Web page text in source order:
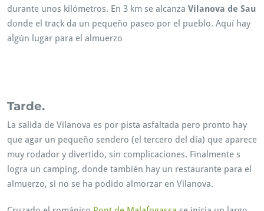
durante unos kilómetros. En 3 km se alcanza Vilanova de Sau
donde el track da un pequeño paseo por el pueblo. Aquí hay
algún lugar para el almuerzo
Tarde.
La salida de Vilanova es por pista asfaltada pero pronto hay
que agar un pequeño sendero (el tercero del día) que aparece
muy rodador y divertido, sin complicaciones. Finalmente s
logra un camping, donde también hay un restaurante para el
almuerzo, si no se ha podido almorzar en Vilanova.